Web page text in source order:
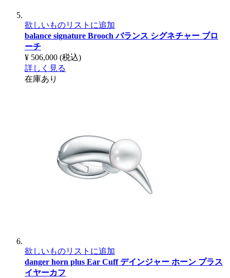
欲しいものリストに追加
balance signature Broochバランス シグネチャー ブロ
ーチ
¥ 506,000 (税込)
詳しく見る
在庫あり
欲しいものリストに追加
danger horn plus Ear Cuffデインジャー ホーン プラス
イヤーカフ